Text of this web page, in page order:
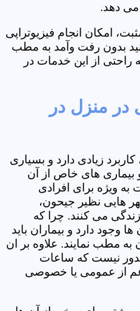
می دهد.
امکان انجام فیزیوتراپی
بدون رفت وآمد به مطب
راحتی از این خدمات در
در منزل در
کاربرد زیادی دارد و بسیاری
و بیماری های خاص از آن
ویژه برای افرادی
هایی نظیر جیحون،
می کنند. چرا که
وجود دارد و بیماران باید
مطب نمایند. علاوه بر ان
نیست که ساعات
از عمومی یا خصوصی